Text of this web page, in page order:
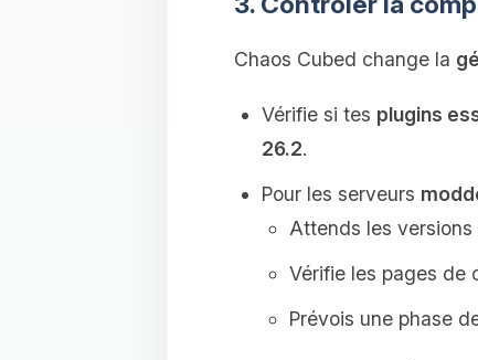
Chaos Cubed change la
Vérifie si tes plugins
26.2.
Pour les serveurs
Attends les
Vérifie les pages de
Prévois une phase